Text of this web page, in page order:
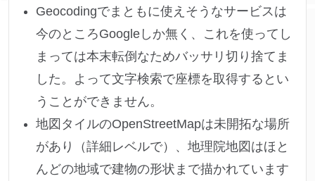
Geocodingでまともに使えそうなサービスは
今のところGoogleしか無く、これを使ってし
まっては本末転倒なためバッサリ切り捨てま
した。よって文字検索で座標を取得するとい
うことができません。
地図タイルのOpenStreetMapは未開拓な場所
があり（詳細レベルで）、地理院地図はほと
んどの地域で建物の形状まで描かれています